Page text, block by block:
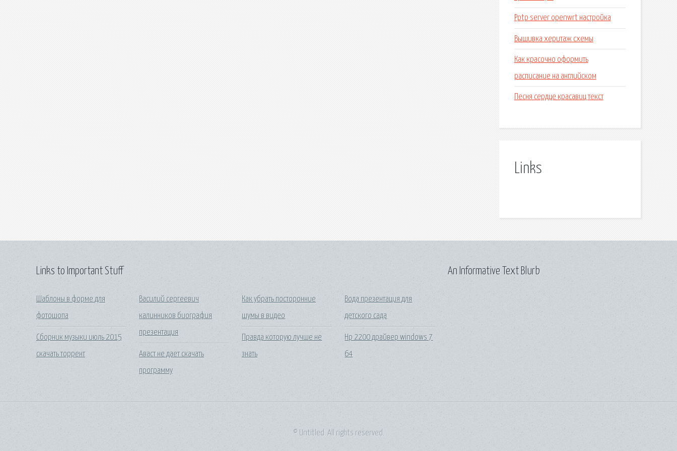
Pptp server openwrt настройка
Вышивка херитаж схемы
Как красочно оформить
расписание на английском
Песня сердце красавиц текст
Links
Links to Important Stuff
Шаблоны в форме для
фотошопа
Сборник музыки июль 2015
скачать торрент
Василий сергеевич
калинников биография
презентация
Аваст не дает скачать
программу
Как убрать посторонние
шумы в видео
Правда которую лучше не
знать
Вода презентация для
детского сада
Hp 2200 драйвер windows 7
64
An Informative Text Blurb
© Untitled. All rights reserved.